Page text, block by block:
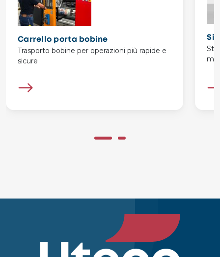
Carrello porta bobine
Trasporto bobine per operazioni più rapide e
sicure